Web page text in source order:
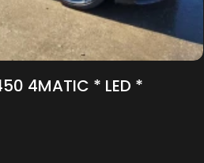
4MATIC * LED *